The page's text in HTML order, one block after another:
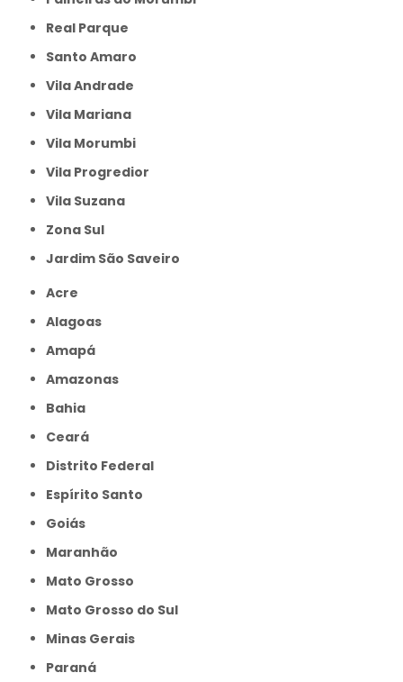
Real Parque
Santo Amaro
Vila Andrade
Vila Mariana
Vila Morumbi
Vila Progredior
Vila Suzana
Zona Sul
jardim São Saveiro
Acre
Alagoas
Amapá
Amazonas
Bahia
Ceará
Distrito Federal
Espírito Santo
Goiás
Maranhão
Mato Grosso
Mato Grosso do Sul
Minas Gerais
Paraná